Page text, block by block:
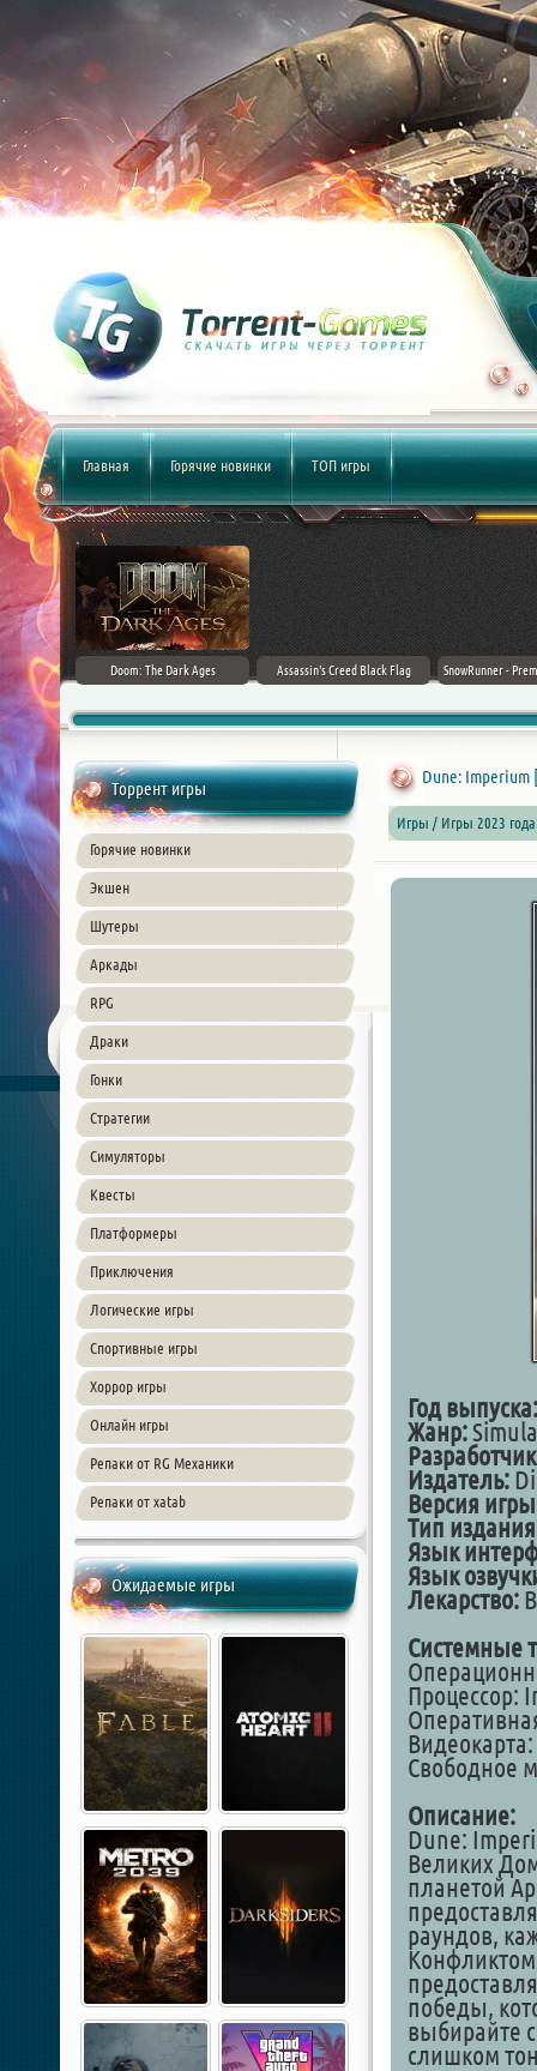
Главная Горячие новинки ТОП игры
Cut
DLC] (2024)
Doom: The Dark Ages
Assassin's Creed Black Flag
SnowRunner -
Торрент игры
Горячие новинки
Экшен
Шутеры
Аркады
RPG
Драки
Гонки
Стратегии
Симуляторы
Квесты
Платформеры
Приключения
Логические игры
Спортивные игры
Хоррор игры
Онлайн игры
Репаки от RG Механики
Репаки от xatab
Ожидаемые игры
Dune: Imperium
Игры / Игры 2023
Год выпуска:
Жанр:
Издатель:
Версия
Тип
Язык
Язык
Лекарство:
Системные
Процессор:
Свободное
Описание:
Dune:
Великих
планетой
раундов,
победы,
выбирайте
слишком